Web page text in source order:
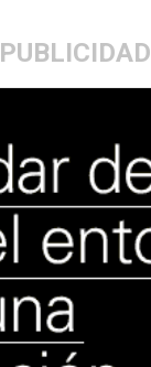
PUBLICIDAD